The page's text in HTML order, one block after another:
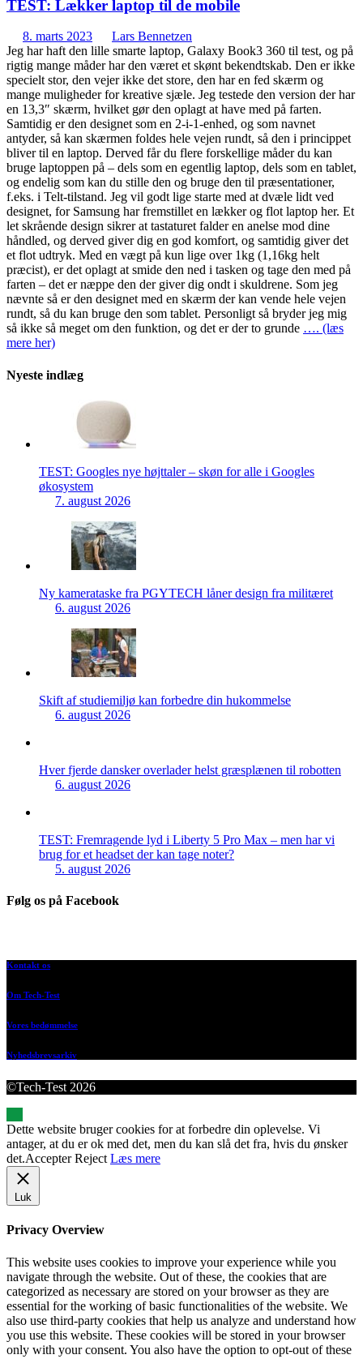
TEST: Lækker laptop til de mobile
8. marts 2023
Lars Bennetzen
Jeg har haft den lille smarte laptop, Galaxy Book3 360 til test, og på
rigtig mange måder har den været et skønt bekendtskab. Den er ikke
specielt stor, den vejer ikke det store, den har en fed skærm og
mange muligheder for kreative sjæle. Jeg testede den version der har
en 13,3″ skærm, hvilket gør den oplagt at have med på farten.
Samtidig er den designet som en 2-i-1-enhed, og som navnet
antyder, så kan skærmen foldes hele vejen rundt, så den i princippet
bliver til en laptop. Derved får du flere forskellige måder du kan
bruge laptoppen på – dels som en egentlig laptop, dels som en tablet,
og endelig som kan du stille den og bruge den til præsentationer,
f.eks. i Telt-tilstand. Jeg vil godt lige starte med at dvæle lidt ved
designet, for Samsung har fremstillet en lækker og flot laptop her. Et
let skrående design sikrer at tastaturet falder en anelse mod dine
håndled, og derved giver dig en god komfort, og samtidig giver det
et flot udtryk. Med en vægt på kun lige over 1kg (1,16kg helt
præcist), er det oplagt at smide den ned i tasken og tage den med på
farten – det er næppe den der giver dig ondt i skuldrene. Som jeg
nævnte så er den designet med en skærm der kan vende hele vejen
rundt, så du kan bruge den som tablet. Personligt så bryder jeg mig
så ikke så meget om den funktion, og det er der to grunde …. (læs
mere her)
Nyeste indlæg
TEST: Googles nye højttaler – skøn for alle i Googles
økosystem
7. august 2026
Ny kamerataske fra PGYTECH låner design fra militæret
6. august 2026
Skift af studiemiljø kan forbedre din hukommelse
6. august 2026
Hver fjerde dansker overlader helst græsplænen til robotten
6. august 2026
TEST: Fremragende lyd i Liberty 5 Pro Max – men har vi
brug for et headset der kan tage noter?
5. august 2026
Følg os på Facebook
Kontakt os
Om Tech-Test
Vores bedømmelse
Nyhedsbrevsarkiv
©Tech-Test 2026
Dette website bruger cookies for at forbedre din oplevelse. Vi
antager, at du er ok med det, men du kan slå det fra, hvis du ønsker
det.Accepter Reject Læs mere
Luk
Privacy Overview
This website uses cookies to improve your experience while you
navigate through the website. Out of these, the cookies that are
categorized as necessary are stored on your browser as they are
essential for the working of basic functionalities of the website. We
also use third-party cookies that help us analyze and understand how
you use this website. These cookies will be stored in your browser
only with your consent. You also have the option to opt-out of these